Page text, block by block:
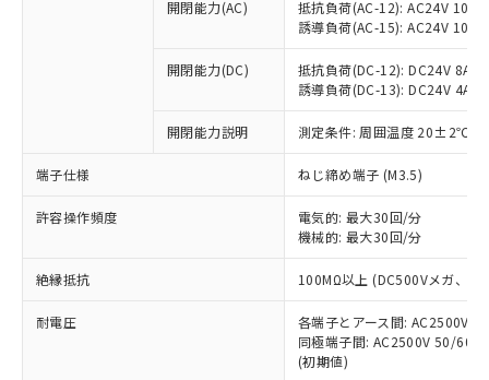
開閉能力(AC)
抵抗負荷(AC-12): AC24V 10A/
誘導負荷(AC-15): AC24V
開閉能力(DC)
抵抗負荷(DC-12): DC24V 8A/
誘導負荷(DC-13): DC24V 4A/
開閉能力説明 測定条件: 周囲温度 20±2℃、
端子仕様 ねじ締め端子 (M3.5)
許容操作頻度
電気的: 最大30回/分
機械的: 最大30回/分
絶縁抵抗 100MΩ以上 (DC500Vメガ、点
耐電圧
各端子とアース間: AC2500V
同極端子間: AC2500V 50/
(初期値)
本サービスは、当社制御機器事業取扱
商品の当社在庫状況および標準価格
(税抜)を提供させていただくもので
当社制御機器事業取扱商品の中には、
本サービスの対象外となる商品もある
ことをご了承ください。
在庫状況および標準価格照会結果は、
記載している更新日時点での社内デー
タに基づき作成されるものであり、閲
覧された時点での実際の在庫および標
準価格とは異なる場合があることをご
正式な納期状況および標準価格はお客
様のお取引先、またはお客様担当のオ
定はありません。
調査・確認中：EU RoHS指令（10物質）の
非含有の対応状況を調査中または確認中の
非該当品：ライセンス料など無形物で、有
害物質有無と関係のない商品です。
仕入先様の事情により、非含有部品として
いたものが、含有品と判明した場合などや
むを得ず変更することがあります。
六価クロム(Cr(Ⅵ)) 1000ppm以下、ポリ臭化ビフェニル
類(PBB) 1000ppm以下、ポリ臭化ジフェニルエーテル類
(PBDE) 1000ppm以下、フタル酸ビス(2-エチルヘキシ
ル) (DEHP)(別名：DOP) 1000ppm以下、フタル酸ブチ
ルベンジル（BBP） 1000ppm以下、フタル酸ジブチル
（DBP） 1000ppm以下、フタル酸ジイソブチル
「○」：最大均質材料含有率が中国RoHSの
「×」：最大均質材料含有率が中国RoHSの
基準値を超えていることを示します。
「－」：未確認です。当社販売部門へお問
い合わせください。
*中国RoHS10物質の基準値 (GB/T26572)：
Pb(鉛) :1000ppm、 Hg(水銀) : 1000ppm、 Cd(カドミウ
ム) : 100ppm、
Cr(Ⅵ)(六価クロム) : 1000ppm、 PBBs(ポリ臭化ビフェ
ニル類) : 1000ppm、 PBDEs(ポリ臭化ジフェニルエーテ
DBP(フタル酸ジブチル) : 1000ppm、 DIBP(フタル酸ジ
イソブチル) : 1000ppm、 BBP(フタル酸ブチルベンジ
当社は、これら貴社製品のうち、外国
為替および外国貿易法に定める商品
（以下｢規制貨物等」という）を輸出
または国外への提供する場合は、日本
国政府の輸出許可(または役務取引許
可)を取得するなどの必要な手続きを
当社は規制貨物を破棄する場合は、完
全に破砕するなど、違法に輸出されな
一定数以上の在庫あり
一定数には満たないが在庫あり